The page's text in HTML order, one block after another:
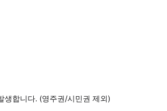
합니다. (영주권/시민권 제외)